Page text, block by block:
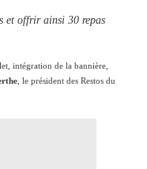
et offrir ainsi 30 repas
intégration de la bannière,
, le président des Restos du